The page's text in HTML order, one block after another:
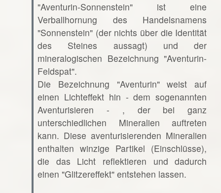
"Aventurin-Sonnenstein" ist eine
Verballhornung des Handelsnamens
"Sonnenstein" (der nichts über die Identität
des Steines aussagt) und der
mineralogischen Bezeichnung "Aventurin-
Feldspat".
Die Bezeichnung "Aventurin" weist auf
einen Lichteffekt hin - dem sogenannten
Aventurisieren - , der bei ganz
unterschiedlichen Mineralien auftreten
kann. Diese aventurisierenden Mineralien
enthalten winzige Partikel (Einschlüsse),
die das Licht reflektieren und dadurch
einen "Glitzereffekt" entstehen lassen.